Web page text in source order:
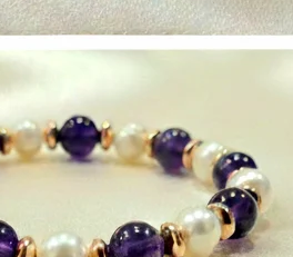
özellikleAkrep, Terazi,Oğlakve Yay
olduğu düşünülür. Kristal
hem ruhsal gelişimi
güçlü bir yol arkadaşıdır.
içinturmalin taşı , zarif yapısıyla
bir seçenektir.